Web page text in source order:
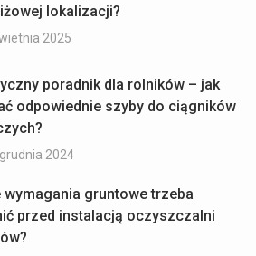
lokalizacji?
2025
poradnik dla rolników – jak
odpowiednie szyby do ciągników
2024
wymagania gruntowe trzeba
przed instalacją oczyszczalni